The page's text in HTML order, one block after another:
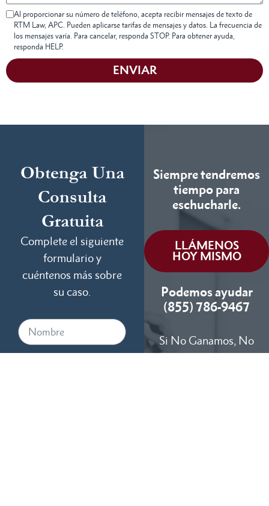
Al proporcionar su número de teléfono, acepta recibir mensajes de texto de
RTM Law, APC. Pueden aplicarse tarifas de mensajes y datos. La frecuencia de
los mensajes varía. Para cancelar, responda STOP. Para obtener ayuda,
responda HELP.
ENVIAR
Obtenga Una
Consulta
Gratuita
Complete el siguiente
formulario y
cuéntenos más sobre
su caso.
Siempre tendremos
tiempo para
eschucharle.
LLÁMENOS
HOY MISMO
Podemos ayudar
(855) 786-9467
Si No Ganamos, No
Cobramos